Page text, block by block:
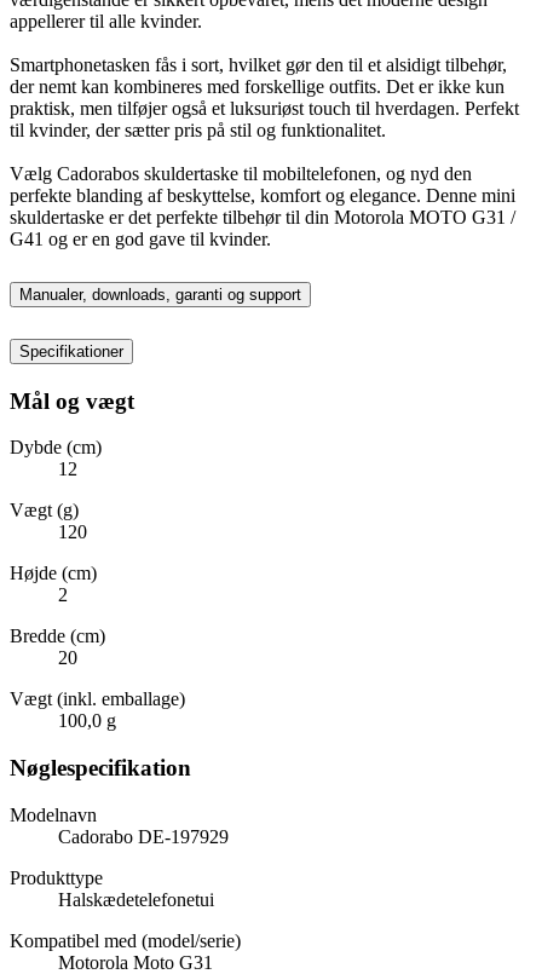
appellerer til alle kvinder.
Smartphonetasken fås i sort, hvilket gør den til et alsidigt tilbehør,
der nemt kan kombineres med forskellige outfits. Det er ikke kun
praktisk, men tilføjer også et luksuriøst touch til hverdagen. Perfekt
til kvinder, der sætter pris på stil og funktionalitet.
Vælg Cadorabos skuldertaske til mobiltelefonen, og nyd den
perfekte blanding af beskyttelse, komfort og elegance. Denne mini
skuldertaske er det perfekte tilbehør til din Motorola MOTO G31 /
G41 og er en god gave til kvinder.
Manualer, downloads, garanti og support
Specifikationer
Mål og vægt
Dybde (cm)
12
Vægt (g)
120
Højde (cm)
2
Bredde (cm)
20
Vægt (inkl. emballage)
100,0 g
Nøglespecifikation
Modelnavn
Cadorabo DE-197929
Produkttype
Halskædetelefonetui
Kompatibel med (model/serie)
Motorola Moto G31